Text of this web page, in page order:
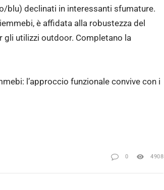
declinati in interessanti sfumature.
è affidata alla robustezza del
gli utilizzi outdoor. Completano la
l’approccio funzionale convive con i
0 4908